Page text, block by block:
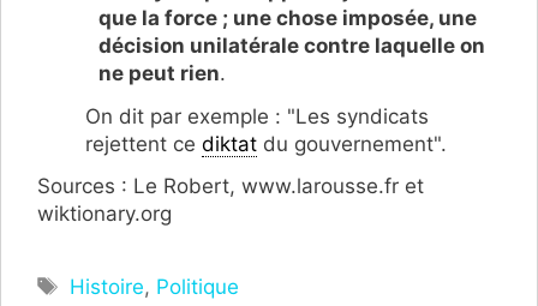
que la force ; une chose imposée, une
décision unilatérale contre laquelle on
ne peut rien.
On dit par exemple : "Les syndicats
rejettent ce diktat du gouvernement".
Sources : Le Robert, www.larousse.fr et
wiktionary.org
Étiquettes
Histoire, Politique